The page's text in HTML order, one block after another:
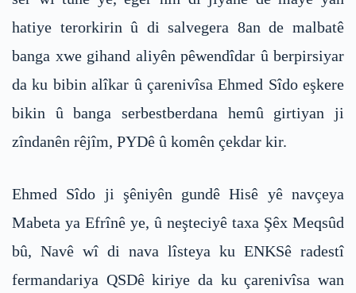
hatiye terorkirin û di salvegera 8an de malbatê
banga xwe gihand aliyên pêwendîdar û berpirsiyar
da ku bibin alîkar û çarenivîsa Ehmed Sîdo eşkere
bikin û banga serbestberdana hemû girtiyan ji
zîndanên rêjîm, PYDê û komên çekdar kir.
Ehmed Sîdo ji şêniyên gundê Hisê yê navçeya
Mabeta ya Efrînê ye, û neşteciyê taxa Şêx Meqsûd
bû, Navê wî di nava lîsteya ku ENKSê radestî
fermandariya QSDê kiriye da ku çarenivîsa wan